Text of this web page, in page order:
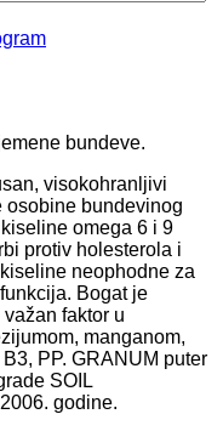
bundeve.
visokohranljivi
osobine bundevinog
omega 6 i 9
protiv holesterola i
neophodne za
Bogat je
faktor u
manganom,
PP. GRANUM puter
SOIL
godine.